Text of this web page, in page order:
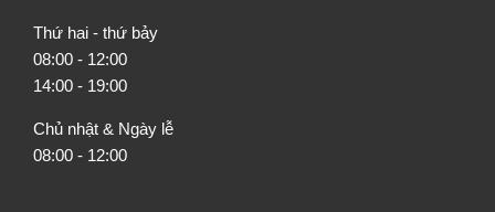
Thứ hai - thứ bảy
08:00 - 12:00
14:00 - 19:00
Chủ nhật & Ngày lễ
08:00 - 12:00